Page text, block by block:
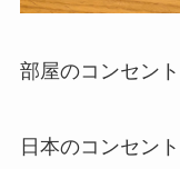
部屋のコンセン
日本のコンセン